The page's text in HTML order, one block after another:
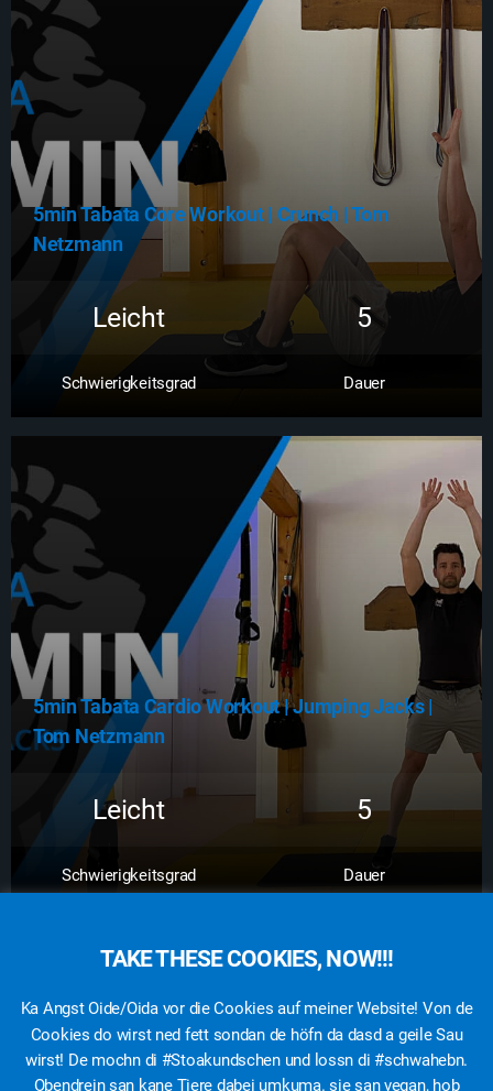
5min Tabata Core Workout | Crunch | Tom
Netzmann
Leicht 5
Schwierigkeitsgrad Dauer
Zum Workout
5min Tabata Cardio Workout | Jumping Jacks |
Tom Netzmann
Leicht 5
Schwierigkeitsgrad Dauer
Zum Workout
TAKE THESE COOKIES, NOW!!!
Ka Angst Oide/Oida vor die Cookies auf meiner Website! Von de
Cookies do wirst ned fett sondan de höfn da dasd a geile Sau
wirst! De mochn di #Stoakundschen und lossn di #schwahebn.
Obendrein san kane Tiere dabei umkuma. sie san vegan, hob